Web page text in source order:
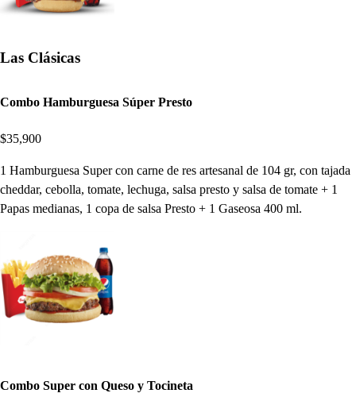
Las Clásicas
Combo Hamburguesa Súper Presto
$35,900
1 Hamburguesa Super con carne de res artesanal de 104 gr, con tajada
cheddar, cebolla, tomate, lechuga, salsa presto y salsa de tomate + 1
Papas medianas, 1 copa de salsa Presto + 1 Gaseosa 400 ml.
Combo Super con Queso y Tocineta